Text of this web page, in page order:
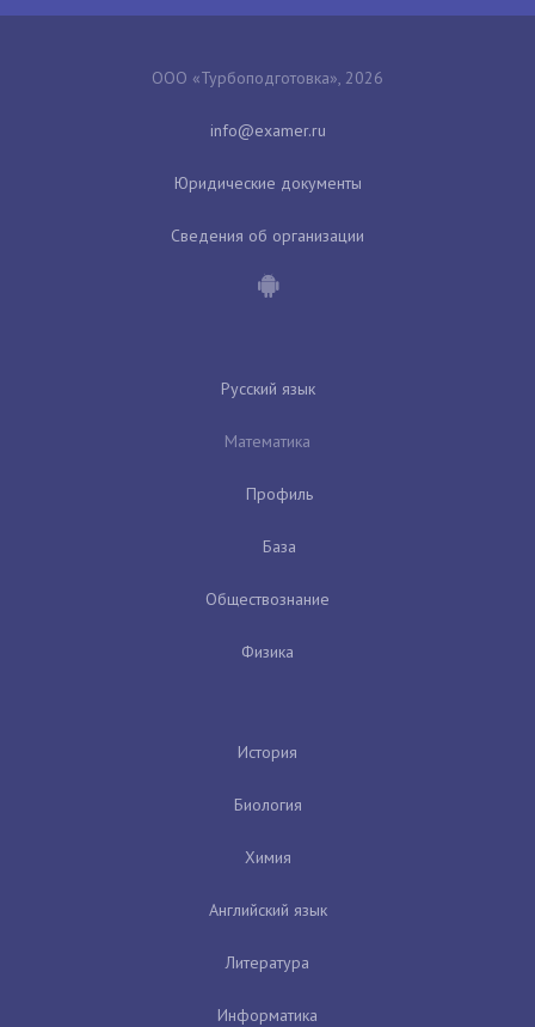
ООО «Турбоподготовка», 2026
Юридические документы
Сведения об организации
Русский язык
Математика
Профиль
База
Обществознание
Физика
История
Биология
Химия
Английский язык
Литература
Информатика